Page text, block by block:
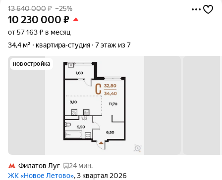
13 640 000₽ –25%
10 230 000 ₽
от 57 163 ₽ в месяц
34,4 м²
квартира-студия 7 этаж из 7
новостройка
Филатов Луг
24 мин.
ЖК «Новое Летово», 3 квартал 2026